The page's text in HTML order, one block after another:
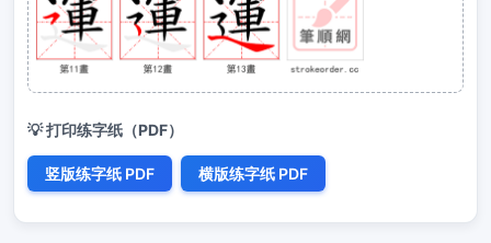
💡 打印练字纸（PDF）
竖版练字纸 PDF 横版练字纸 PDF